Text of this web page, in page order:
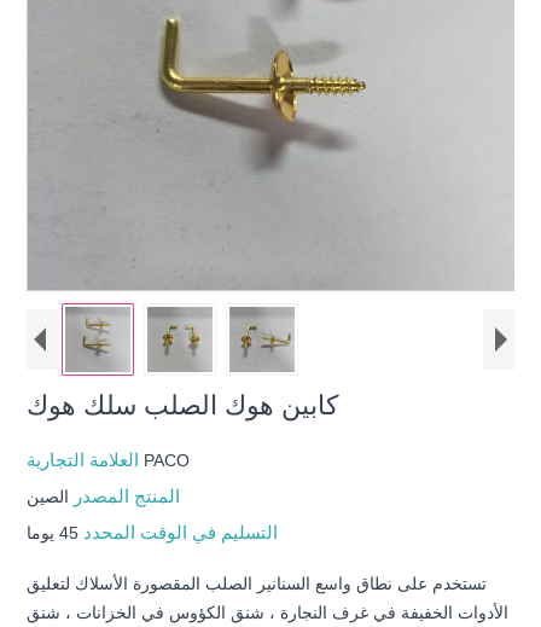
كابين هوك الصلب سلك هوك
PACO
المنتج المصدر الصين
التسليم في الوقت المحدد 45 يوما
تستخدم على نطاق واسع السنانير الصلب المقصورة الأسلاك لتعليق
الأدوات الخفيفة في غرف النجارة ، شنق الكؤوس في الخزانات ، شنق